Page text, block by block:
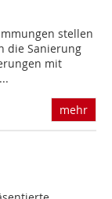
stellen
die Sanierung
mit
mehr